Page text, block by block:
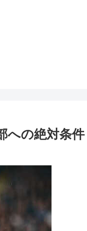
への絶対条件